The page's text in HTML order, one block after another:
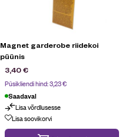
Magnet garderobe riidekoi
püünis
3,40€
Püsikliendi hind:3,23€
Saadaval
Lisa võrdlusesse
Lisa soovikorvi